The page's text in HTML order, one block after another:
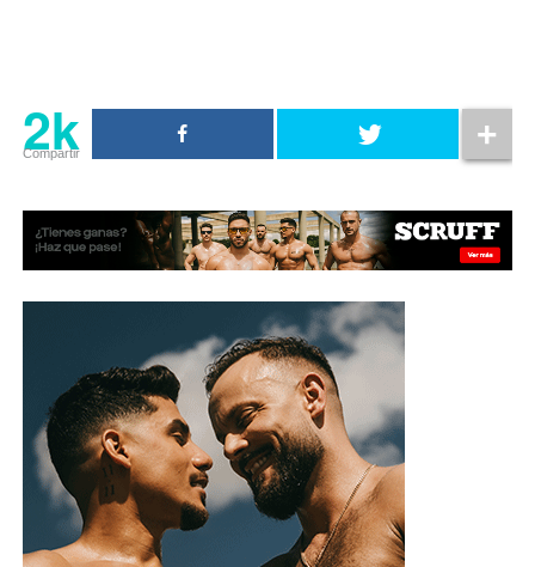
2k
Compartir